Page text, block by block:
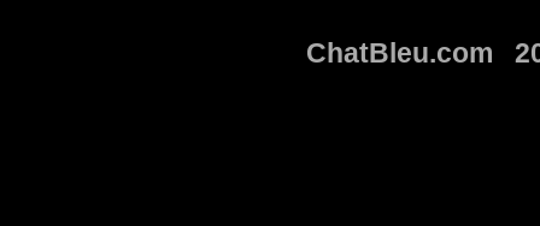
ChatBleu.com